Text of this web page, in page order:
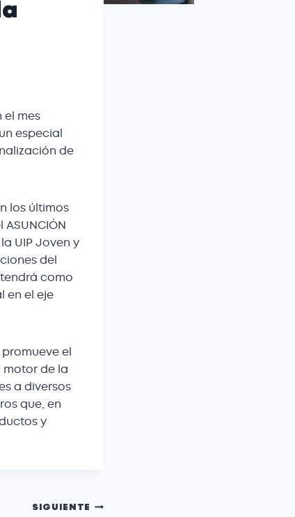
el mes
especial
de
los últimos
UIP Joven y
del
como
en el eje
el
de la
a diversos
que, en
y
SIGUIENTE